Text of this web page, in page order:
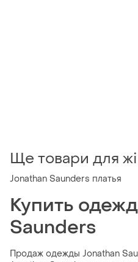
Ще товари для
Jonathan Saunders платья
Купить
Saunders
Продаж одежды Jonathan